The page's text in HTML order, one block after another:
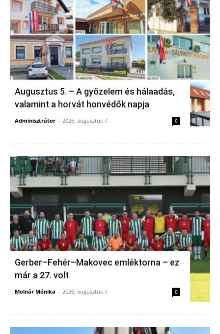
Augusztus 5. – A győzelem és hálaadás,
valamint a horvát honvédők napja
Adminisztrátor - 2026, augusztus 7. 0
Gerber–Fehér–Makovec emléktorna – ez
már a 27. volt
Molnár Mónika - 2026, augusztus 7. 0